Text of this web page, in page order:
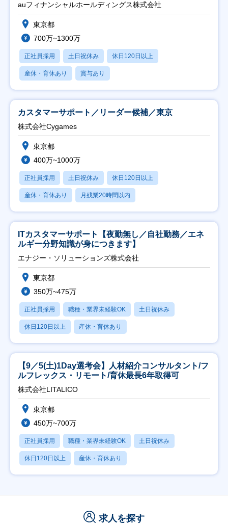
auフィナンシャルホールディングス株式会社
東京都
700万~1300万
正社員採用 土日祝休み 休日120日以上
産休・育休あり 賞与あり
カスタマーサポート／リーダー候補／東京
株式会社Cygames
東京都
400万~1000万
正社員採用 土日祝休み 休日120日以上
産休・育休あり 月残業20時間以内
ITカスタマーサポート【夜勤無し／自社勤務／エネ
ルギー分野知識が身につきます】
エナジー・ソリューションズ株式会社
東京都
350万~475万
正社員採用 職種・業界未経験OK 土日祝休み
休日120日以上 産休・育休あり
【9／5(土)1Day選考会】人材紹介コンサルタント/フ
ルフレックス・リモート/育休最長6年取得可
株式会社LITALICO
東京都
450万~700万
正社員採用 職種・業界未経験OK 土日祝休み
休日120日以上 産休・育休あり
求人を探す